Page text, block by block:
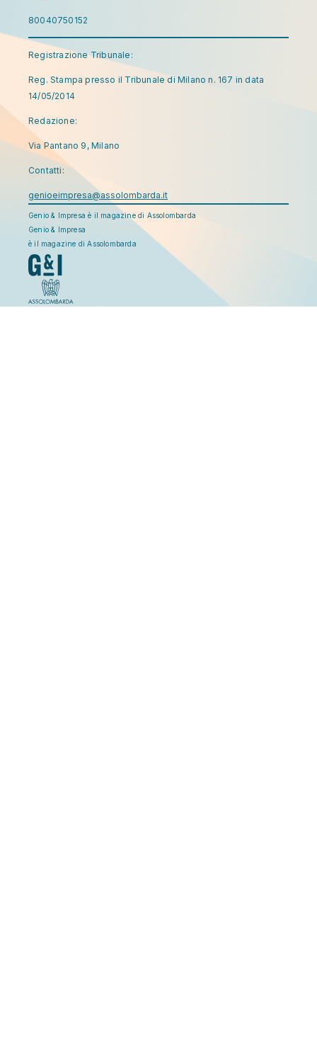
80040750152
Registrazione Tribunale:
Reg. Stampa presso il Tribunale di Milano n. 167 in data
14/05/2014
Redazione:
Via Pantano 9, Milano
Contatti:
genioeimpresa@assolombarda.it
Genio & Impresa è il magazine di Assolombarda
Genio & Impresa
è il magazine di Assolombarda